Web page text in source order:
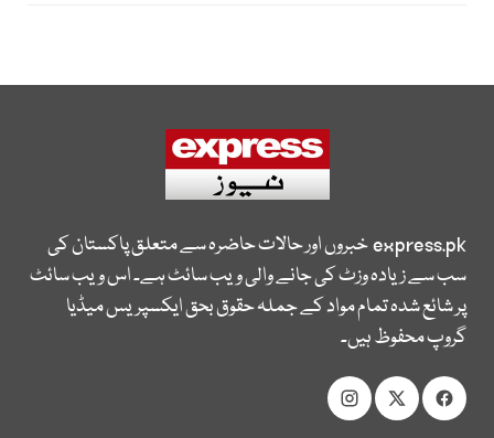
express.pkخبروں اور حالات حاضرہ سے متعلق پاکستان کی
سب سے زیادہ وزٹ کی جانے والی ویب سائٹ ہے۔ اس ویب سائٹ
پر شائع شدہ تمام مواد کے جملہ حقوق بحق ایکسپریس میڈیا
گروپ محفوظ ہیں۔